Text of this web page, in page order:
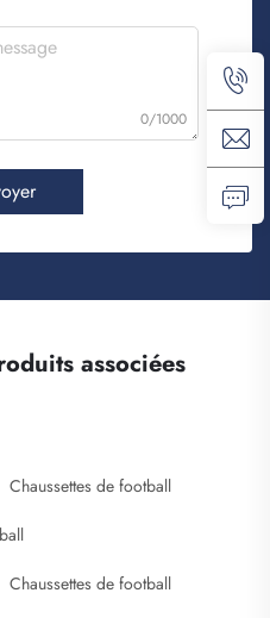
0/1000
associées
Chaussettes de football
Chaussettes de football